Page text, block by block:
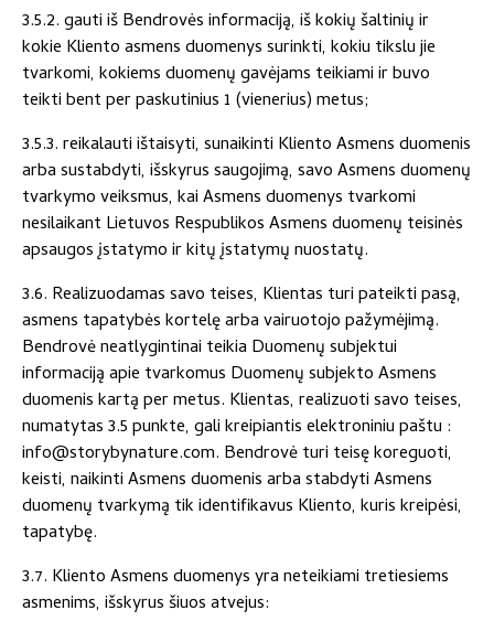
3.5.2. gauti iš Bendrovės informaciją, iš kokių šaltinių ir
kokie Kliento asmens duomenys surinkti, kokiu tikslu jie
tvarkomi, kokiems duomenų gavėjams teikiami ir buvo
teikti bent per paskutinius 1 (vienerius) metus;
3.5.3. reikalauti ištaisyti, sunaikinti Kliento Asmens duomenis
arba sustabdyti, išskyrus saugojimą, savo Asmens duomenų
tvarkymo veiksmus, kai Asmens duomenys tvarkomi
nesilaikant Lietuvos Respublikos Asmens duomenų teisinės
apsaugos įstatymo ir kitų įstatymų nuostatų.
3.6. Realizuodamas savo teises, Klientas turi pateikti pasą,
asmens tapatybės kortelę arba vairuotojo pažymėjimą.
Bendrovė neatlygintinai teikia Duomenų subjektui
informaciją apie tvarkomus Duomenų subjekto Asmens
duomenis kartą per metus. Klientas, realizuoti savo teises,
numatytas 3.5 punkte, gali kreipiantis elektroniniu paštu :
info@storybynature.com. Bendrovė turi teisę koreguoti,
keisti, naikinti Asmens duomenis arba stabdyti Asmens
duomenų tvarkymą tik identifikavus Kliento, kuris kreipėsi,
tapatybę.
3.7. Kliento Asmens duomenys yra neteikiami tretiesiems
asmenims, išskyrus šiuos atvejus: